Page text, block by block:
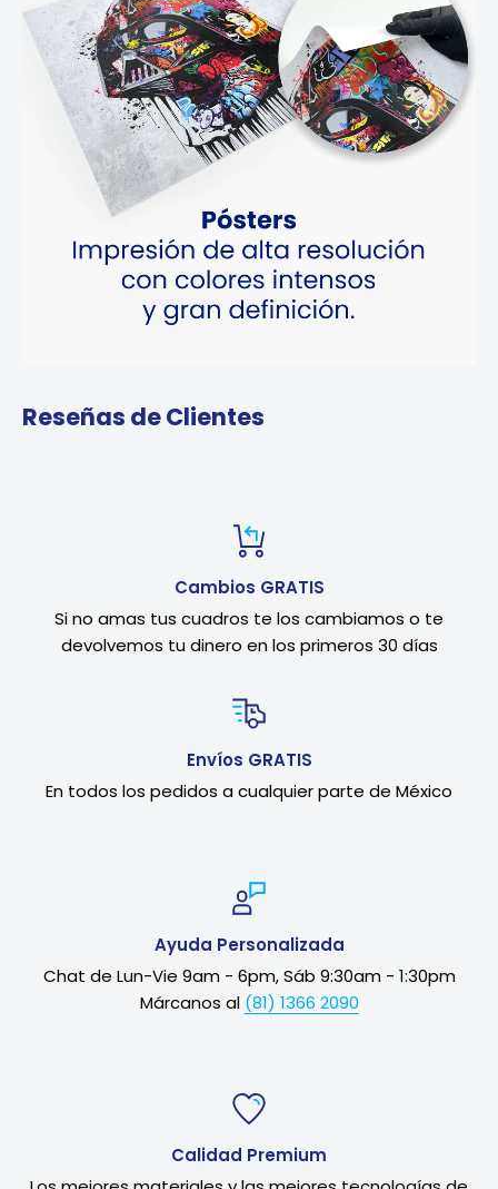
Reseñas de Clientes
Cambios GRATIS
Si no amas tus cuadros te los cambiamos o te
devolvemos tu dinero en los primeros 30 días
Envíos GRATIS
En todos los pedidos a cualquier parte de México
Ayuda Personalizada
Chat de Lun-Vie 9am - 6pm, Sáb 9:30am - 1:30pm
Márcanos al (81) 1366 2090
Calidad Premium